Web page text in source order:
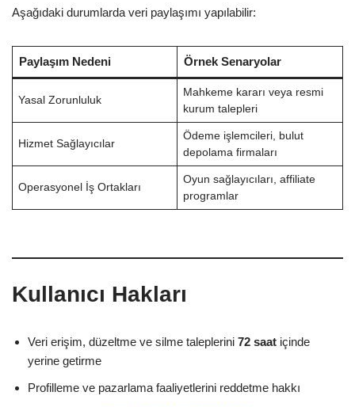
Aşağıdaki durumlarda veri paylaşımı yapılabilir:
Paylaşım Nedeni Örnek Senaryolar
Yasal Zorunluluk
Mahkeme kararı veya resmi
kurum talepleri
Hizmet Sağlayıcılar
Ödeme işlemcileri, bulut
depolama firmaları
Operasyonel İş Ortakları
Oyun sağlayıcıları, affiliate
programlar
Kullanıcı Hakları
Veri erişim, düzeltme ve silme taleplerini 72 saat içinde
yerine getirme
Profilleme ve pazarlama faaliyetlerini reddetme hakkı